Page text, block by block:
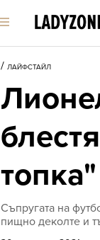
/ ЛАЙФСТАЙЛ
топка"
Съпругата на
пищно деколте и